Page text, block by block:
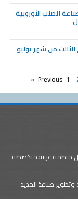
الصلب الأوروبية
الثالث من شهر يوليو
1
العربي للحديد والصلب عام 1972 كأول منظمة عربية متخصصة
صناعة الحديد